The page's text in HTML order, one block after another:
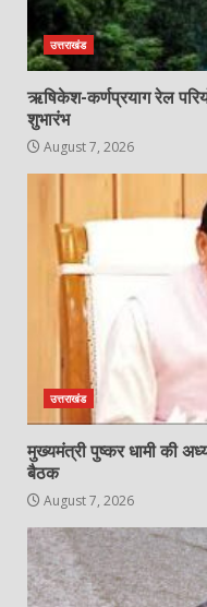
उत्तराखंड
ऋषिकेश-कर्णप्रयाग रेल
शुभारंभ
August 7, 2026
उत्तराखंड
मुख्यमंत्री पुष्कर धामी की
बैठक
August 7, 2026